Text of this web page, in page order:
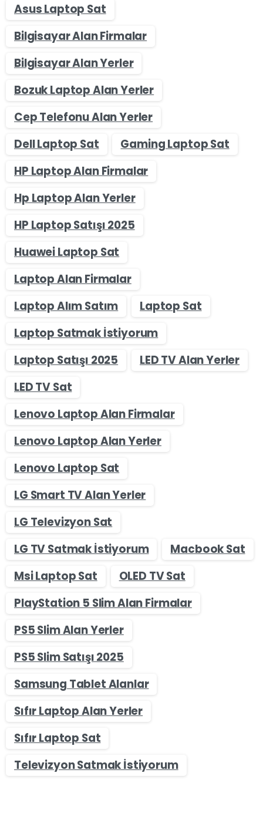
Asus Laptop Sat
Bilgisayar Alan Firmalar
Bilgisayar Alan Yerler
Bozuk Laptop Alan Yerler
Cep Telefonu Alan Yerler
Dell Laptop Sat
Gaming Laptop Sat
HP Laptop Alan Firmalar
Hp Laptop Alan Yerler
HP Laptop Satışı 2025
Huawei Laptop Sat
Laptop Alan Firmalar
Laptop Alım Satım
Laptop Sat
Laptop Satmak İstiyorum
Laptop Satışı 2025
LED TV Alan Yerler
LED TV Sat
Lenovo Laptop Alan Firmalar
Lenovo Laptop Alan Yerler
Lenovo Laptop Sat
LG Smart TV Alan Yerler
LG Televizyon Sat
LG TV Satmak İstiyorum
Macbook Sat
Msi Laptop Sat
OLED TV Sat
PlayStation 5 Slim Alan Firmalar
PS5 Slim Alan Yerler
PS5 Slim Satışı 2025
Samsung Tablet Alanlar
Sıfır Laptop Alan Yerler
Sıfır Laptop Sat
Televizyon Satmak İstiyorum